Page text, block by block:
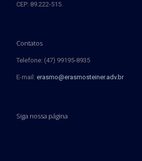
CEP: 89.222-515.
Contatos
Telefone: (47) 99195-8935
E-mail: erasmo@erasmosteiner.adv.br
Siga nossa página